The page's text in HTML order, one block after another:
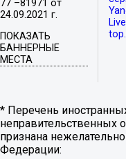
77 –81971 от
24.09.2021 г.
ПОКАЗАТЬ
БАННЕРНЫЕ
МЕСТА
* Перечень
неправительственных
признана
Федерации: